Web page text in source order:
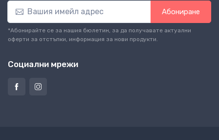
Абониране
*Абонирайте се за нашия бюлетин, за да получавате актуални
оферти за отстъпки, информация за нови продукти.
Социални мрежи